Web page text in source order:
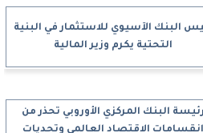
البنك الآسيوي للاستثمار في البنية
التحتية يكرم وزير المالية
رئيسة البنك المركزي الأوروبي تحذر من
انقسامات الاقتصاد العالمي وتحديات